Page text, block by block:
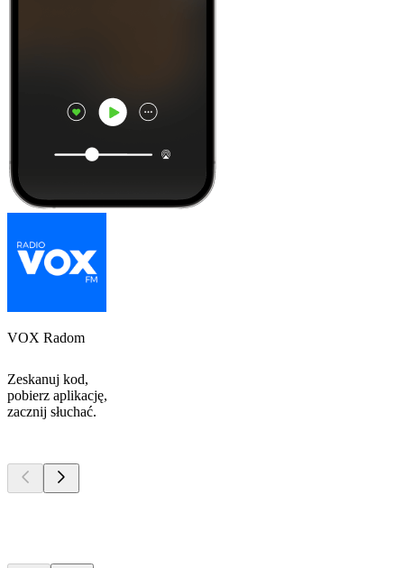
VOX Radom
Zeskanuj kod,
pobierz aplikację,
zacznij słuchać.